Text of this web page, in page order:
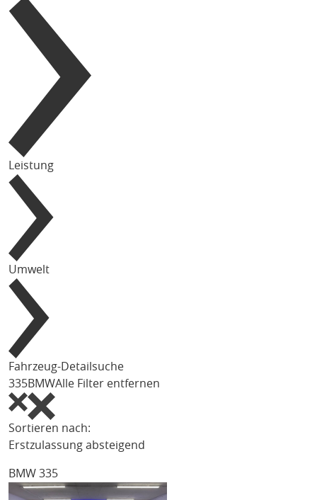
Leistung
Umwelt
Fahrzeug-Detailsuche
335BMWAlle Filter entfernen
Sortieren nach:
Erstzulassung absteigend
BMW 335